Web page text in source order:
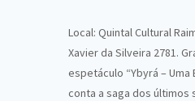
Local: Quintal Cultural
Xavier da Silveira 2781.
espetáculo “Ybyrá – Uma
conta a saga dos últimos